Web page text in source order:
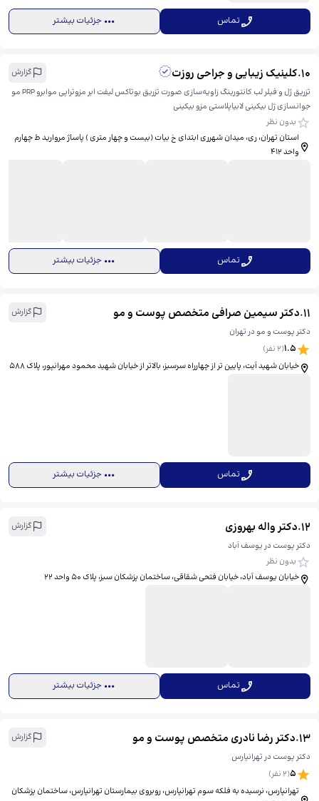
تماس جزئیات بیشتر
10
.کلینیک زیبایی و جراحی روزت
گزارش
تزریق ژل و فیلر لب کانتورینگ زاویه‌سازی صورت تزریق بوتاکس لیفت ابر مزوتراپی موابرو PRP مو
جوانسازی ژل بیکینی لابیاپلاستی مزو بیکینی
بدون نظر
استان تهران، ری، ​میدان شهرری ابتدای خ بیات (بیست و چهار متری ) پاساژ مروارید ط چهارم
واحد ۴۱۲
تماس جزئیات بیشتر
11
.دکتر سیمین صرافی متخصص پوست و مو
گزارش
دکتر پوست و مو در تهران
1.5
(
2نفر)
خیابان شهید آیت، پایین تر از چهارراه سرسبز، بالاتر از خیابان شهید محمود مهرانپور، پلاک 588
تماس جزئیات بیشتر
12
.دکتر واله بهروزی
گزارش
دکتر پوست در یوسف آباد
بدون نظر
خیابان یوسف آباد، خیابان فتحی شقاقی، ساختمان پزشکان سبز، پلاک 50 واحد 22
تماس جزئیات بیشتر
13
.دکتر رضا نادری متخصص پوست و مو
گزارش
دکتر پوست در تهرانپارس
5
(
2نفر)
تهرانپارس، نرسیده به فلکه سوم تهرانپارس، روبروی بیمارستان تهرانپارس، ساختمان پزشکان